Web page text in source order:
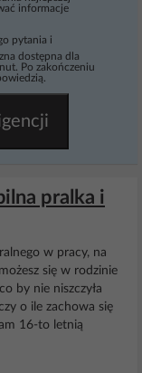
informacje
pytania i
dostępna dla
Po zakończeniu
pralka i
w pracy, na
się w rodzinie
by nie niszczyła
o ile zachowa się
16-to letnią